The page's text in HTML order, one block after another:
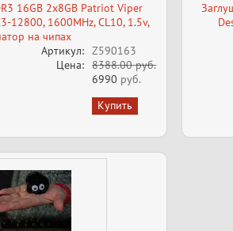
16GB 2x8GB Patriot Viper
12800, 1600MHz, CL10, 1.5v,
на чипах
Артикул: Z590163
Цена: 8388.00 руб.
6990 руб.